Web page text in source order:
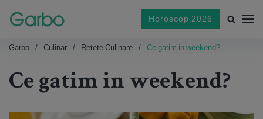
Horoscop 2026
Garbo Culinar Retete Culinare Ce gatim in weekend?
Ce gatim in weekend?